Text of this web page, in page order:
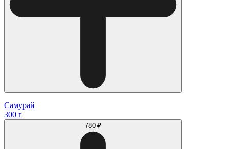
Самурай
300 г
780 ₽